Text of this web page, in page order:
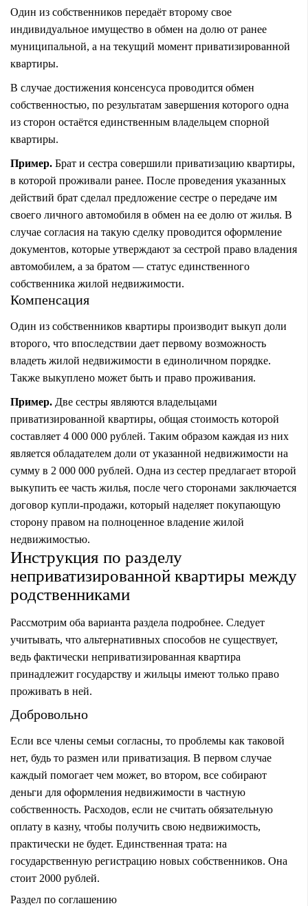
Один из собственников передаёт второму свое
индивидуальное имущество в обмен на долю от ранее
муниципальной, а на текущий момент приватизированной
квартиры.
В случае достижения консенсуса проводится обмен
собственностью, по результатам завершения которого одна
из сторон остаётся единственным владельцем спорной
квартиры.
Пример. Брат и сестра совершили приватизацию квартиры,
в которой проживали ранее. После проведения указанных
действий брат сделал предложение сестре о передаче им
своего личного автомобиля в обмен на ее долю от жилья. В
случае согласия на такую сделку проводится оформление
документов, которые утверждают за сестрой право владения
автомобилем, а за братом — статус единственного
собственника жилой недвижимости.
Компенсация
Один из собственников квартиры производит выкуп доли
второго, что впоследствии дает первому возможность
владеть жилой недвижимости в единоличном порядке.
Также выкуплено может быть и право проживания.
Пример. Две сестры являются владельцами
приватизированной квартиры, общая стоимость которой
составляет 4 000 000 рублей. Таким образом каждая из них
является обладателем доли от указанной недвижимости на
сумму в 2 000 000 рублей. Одна из сестер предлагает второй
выкупить ее часть жилья, после чего сторонами заключается
договор купли-продажи, который наделяет покупающую
сторону правом на полноценное владение жилой
недвижимостью.
Инструкция по разделу
неприватизированной квартиры между
родственниками
Рассмотрим оба варианта раздела подробнее. Следует
учитывать, что альтернативных способов не существует,
ведь фактически неприватизированная квартира
принадлежит государству и жильцы имеют только право
проживать в ней.
Добровольно
Если все члены семьи согласны, то проблемы как таковой
нет, будь то размен или приватизация. В первом случае
каждый помогает чем может, во втором, все собирают
деньги для оформления недвижимости в частную
собственность. Расходов, если не считать обязательную
оплату в казну, чтобы получить свою недвижимость,
практически не будет. Единственная трата: на
государственную регистрацию новых собственников. Она
стоит 2000 рублей.
Раздел по соглашению